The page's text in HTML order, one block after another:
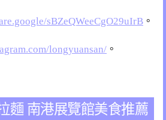
sBZeQWeeCgO29uIrB 。
longyuansan/ 。
麵 南港展覽館美食推薦